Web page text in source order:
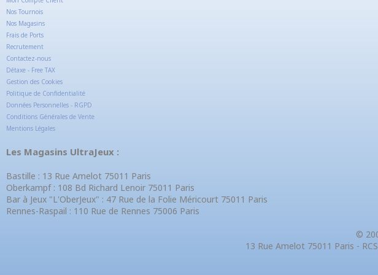
Nos Tournois
Nos Magasins
Frais de Ports
Recrutement
Contactez-nous
Détaxe - Free TAX
Gestion des Cookies
Politique de Confidentialité
Données Personnelles - RGPD
Conditions Générales de Vente
Mentions Légales
Les Magasins UltraJeux :
Bastille : 13 Rue Amelot 75011 Paris
Oberkampf : 108 Bd Richard Lenoir 75011 Paris
Bar à Jeux "L'OberJeux" : 47 Rue de la Folie Méricourt 75011 Paris
Rennes-Raspail : 110 Rue de Rennes 75006 Paris
©
13 Rue Amelot 75011 Paris -